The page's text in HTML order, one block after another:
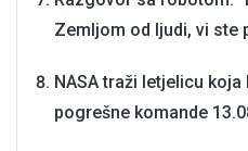
Zemljom od ljudi, vi ste
NASA traži letjelicu
pogrešne komande